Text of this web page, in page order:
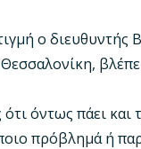
ο διευθυντής
όντως πάει και
πρόβλημά ή